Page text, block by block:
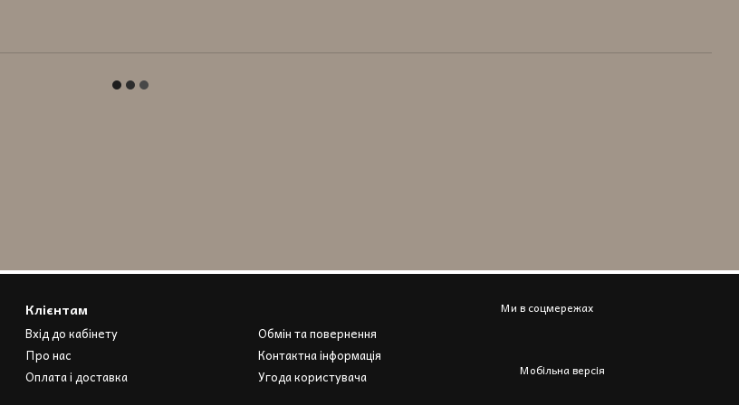
Клієнтам
Вхід до кабінету
Про нас
Оплата і доставка
Обмін та повернення
Контактна інформація
Угода користувача
Ми в соцмережах
Мобільна версія